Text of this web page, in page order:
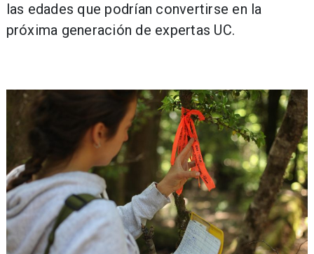
las edades que podrían convertirse en la
próxima generación de expertas UC.